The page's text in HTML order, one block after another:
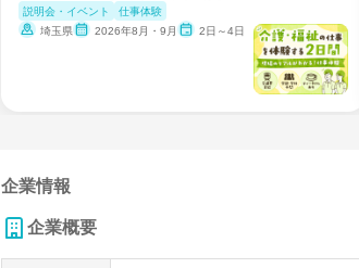
説明会・イベント
仕事体験
埼玉県
2026年8月・9月 2日～4日
企業情報
企業概要